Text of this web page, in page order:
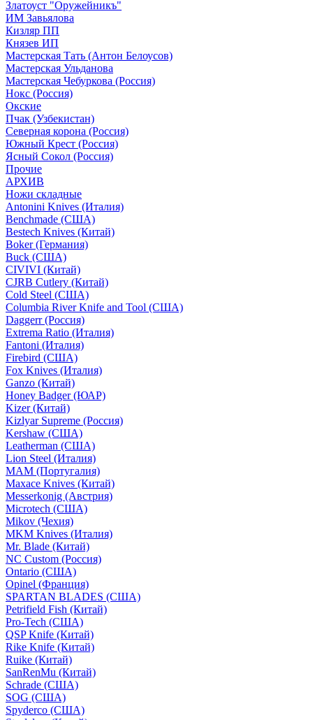
Златоуст "Оружейникъ"
ИМ Завьялова
Кизляр ПП
Князев ИП
Мастерская Тать (Антон Белоусов)
Мастерская Ульданова
Мастерская Чебуркова (Россия)
Нокс (Россия)
Окские
Пчак (Узбекистан)
Северная корона (Россия)
Южный Крест (Россия)
Ясный Сокол (Россия)
Прочие
АРХИВ
Ножи складные
Antonini Knives (Италия)
Benchmade (США)
Bestech Knives (Китай)
Boker (Германия)
Buck (США)
CIVIVI (Китай)
CJRB Cutlery (Китай)
Cold Steel (США)
Columbia River Knife and Tool (США)
Daggerr (Россия)
Extrema Ratio (Италия)
Fantoni (Италия)
Firebird (США)
Fox Knives (Италия)
Ganzo (Китай)
Honey Badger (ЮАР)
Kizer (Китай)
Kizlyar Supreme (Россия)
Kershaw (США)
Leatherman (США)
Lion Steel (Италия)
MAM (Португалия)
Maxace Knives (Китай)
Messerkonig (Австрия)
Microtech (США)
Mikov (Чехия)
MKM Knives (Италия)
Mr. Blade (Китай)
NC Custom (Россия)
Ontario (США)
Opinel (Франция)
SPARTAN BLADES (США)
Petrifield Fish (Китай)
Pro-Tech (США)
QSP Knife (Китай)
Rike Knife (Китай)
Ruike (Китай)
SanRenMu (Китай)
Schrade (США)
SOG (США)
Spyderco (США)